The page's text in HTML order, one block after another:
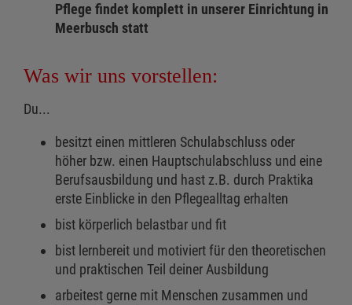
Pflege findet komplett in unserer Einrichtung in
Meerbusch statt
Was wir uns vorstellen:
Du...
besitzt einen mittleren Schulabschluss oder
höher bzw. einen Hauptschulabschluss und eine
Berufsausbildung und hast z.B. durch Praktika
erste Einblicke in den Pflegealltag erhalten
bist körperlich belastbar und fit
bist lernbereit und motiviert für den theoretischen
und praktischen Teil deiner Ausbildung
arbeitest gerne mit Menschen zusammen und